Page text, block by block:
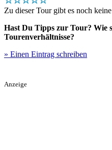
Zu dieser Tour gibt es noch
Hast Du Tipps zur Tour? Wie
Tourenverhältnisse?
» Einen Eintrag schreiben
Anzeige